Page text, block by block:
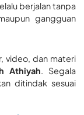
berjalan tanpa
gangguan
video, dan materi
Athiyah. Segala
ditindak sesuai